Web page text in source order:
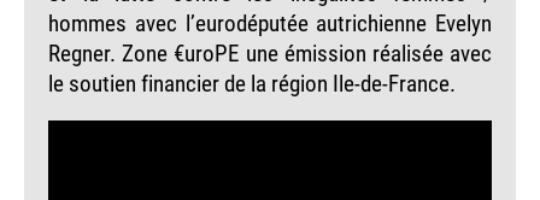
hommes avec l’eurodéputée autrichienne Evelyn
Regner. Zone €uroPE une émission réalisée avec
le soutien financier de la région Ile-de-France.